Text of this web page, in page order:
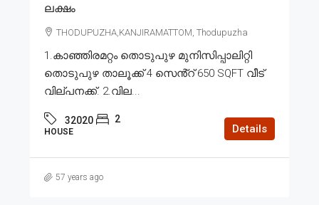
ലക്ഷം
THODUPUZHA,KANJIRAMATTOM, Thodupuzha
1.കാഞ്ഞിരമറ്റം തൊടുപുഴ മുനിസിപ്പാലിറ്റി
തൊടുപുഴ താലൂക്ക് 4 സെൻ്റ് 650 SQFT വീട്
വില്പനക്ക്. 2.വില...
32020 2
HOUSE Details
57 years ago